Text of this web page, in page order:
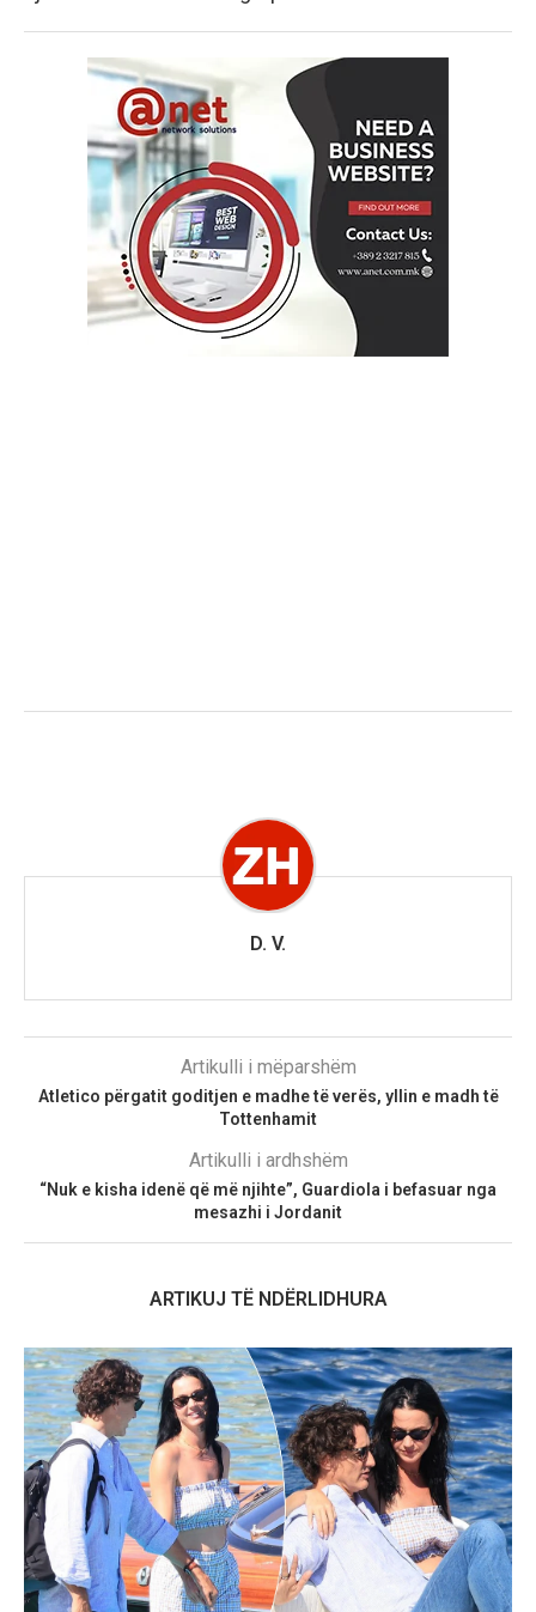
D. V.
Artikulli i mëparshëm
Atletico përgatit goditjen e madhe të verës, yllin e madh të
Tottenhamit
Artikulli i ardhshëm
“Nuk e kisha idenë që më njihte”, Guardiola i befasuar nga
mesazhi i Jordanit
ARTIKUJ TË NDËRLIDHURA